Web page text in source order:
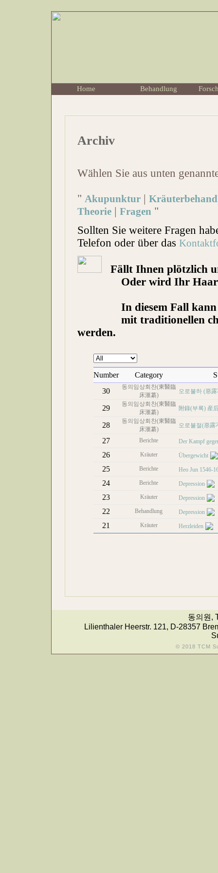
Home Behandlung
Archiv
Wählen Sie aus unten
" Akupunktur |
Theorie | Fragen "
Sollten Sie weitere Fragen
Telefon oder über das
Fällt Ihnen plötzlich
Oder wird Ihr Haar
In diesem Fall kann
mit traditionellen
werden.
Number Category
30
동의임상회찬(東醫臨
床滙纂)
오로불하 (惡
29
동의임상회찬(東醫臨
床滙纂)
附錄(부록) 産
28
동의임상회찬(東醫臨
床滙纂)
오로불절(惡露
27 Berichte Der Kampf
26 Kräuter Übergewicht
25 Berichte Heo Jun 1546-
24 Berichte Depression
23 Kräuter Depression
22 Behandlung Depression
21 Kräuter Herzleiden
동의원,
Lilienthaler Heerstr. 121, D-28357
© 2018 TCM